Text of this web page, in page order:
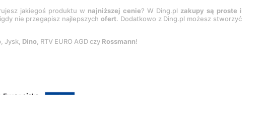
jakiegoś produktu w najniższej cenie? W Ding.pl zakupy są proste i
nie przegapisz najlepszychofert. Dodatkowo z Ding.pl możesz stworzyć
, Jysk, Dino, RTV EURO AGD czy Rossmann!